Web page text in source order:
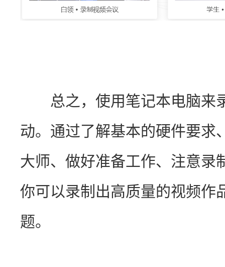
总之，使用笔记本电脑来
动。通过了解基本的硬件要求
大师、做好准备工作、注意录
你可以录制出高质量的视频作
题。